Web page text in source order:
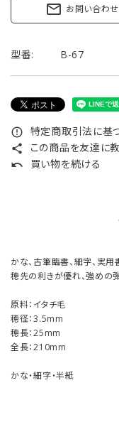
mail_outline お問い合わせ
型番: B-67
error_outline 特定商取引法に基
share この商品を友達に
undo 買い物を続ける
かな、古筆臨書、細字、実
穂先の利きが優れ、強めの
原料：イタチ毛
穂径：3.5mm
穂長：25mm
全長：210mm
かな・細字・半紙